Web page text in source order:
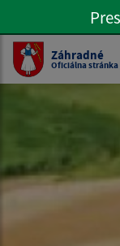
Záhradné
Oficiálna stránka